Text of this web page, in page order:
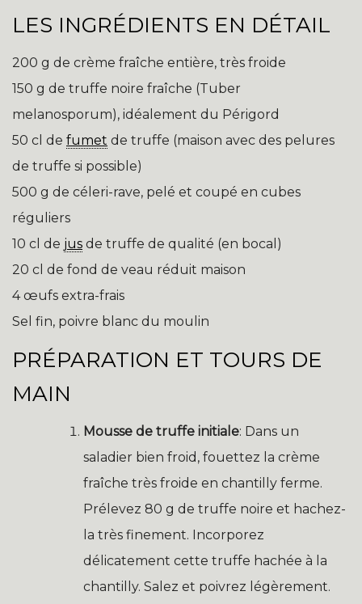
LES INGRÉDIENTS EN DÉTAIL
200 g de crème fraîche entière, très froide
150 g de truffe noire fraîche (Tuber
melanosporum), idéalement du Périgord
50 cl de fumet de truffe (maison avec des pelures
de truffe si possible)
500 g de céleri-rave, pelé et coupé en cubes
réguliers
10 cl de jus de truffe de qualité (en bocal)
20 cl de fond de veau réduit maison
4 œufs extra-frais
Sel fin, poivre blanc du moulin
PRÉPARATION ET TOURS DE
MAIN
Mousse de truffe initiale: Dans un
saladier bien froid, fouettez la crème
fraîche très froide en chantilly ferme.
Prélevez 80 g de truffe noire et hachez-
la très finement. Incorporez
délicatement cette truffe hachée à la
chantilly. Salez et poivrez légèrement.